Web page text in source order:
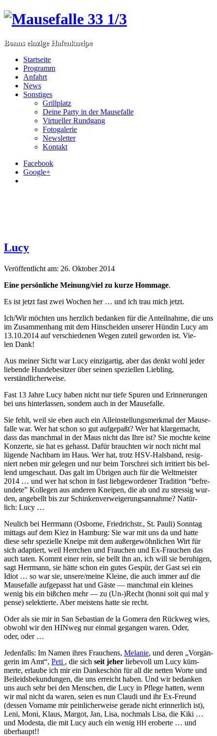
Bonns einzige Hafenkneipe
Startseite
Programm
Anfahrt
News
Sonstiges
Grillplatz
Deine Party in der Mausefalle
Virtueller Rundgang
Fotogalerie
Newsletter
Kontakt
Facebook
Google+
Lucy
Veröffentlicht am: 26. Oktober 2014
Eine per­sön­liche Meinung/viel zu kurze Hom­mage.
Es ist jet­zt fast zwei Wochen her … und ich trau mich jetzt.
Ich/Wir möcht­en uns her­zlich bedanken für die Anteil­nahme, die uns
im Zusam­men­hang mit dem Hin­schei­den unser­er Hündin Lucy am
13.10.2014 auf ver­schiede­nen Wegen zuteil gewor­den ist. Vie­
len Dank!
Aus mein­er Sicht war Lucy einzi­gar­tig, aber das denkt wohl jed­er
liebende Hun­debe­sitzer über seinen speziellen Liebling,
verständlicherweise.
Fast 13 Jahre Lucy haben nicht nur tiefe Spuren und Erin­nerun­gen
bei uns hin­ter­lassen, son­dern auch in der Mausefalle.
Sie fehlt, weil sie eben auch ein Alle­in­stel­lungsmerk­mal der Mause­
falle war. Wer hat schon so gut aufgepaßt? Wer hat klargemacht,
dass das manch­mal in der Maus nicht das Ihre ist? Sie mochte keine
Konz­erte, sie hat es gehas­st. Dafür braucht­en wir noch nicht mal
lügende Nach­barn im Haus. Wer hat, trotz HSV-Hals­band, resig­
niert neben mir gele­gen und nur beim Torschrei sich irri­tiert bis bel­
lend umgeschaut. Das galt im Übri­gen auch für die Welt­meis­ter
2014 … und wer hat schon in fast liebge­wor­den­er Tra­di­tion “befre­
un­dete” Kol­le­gen aus anderen Kneipen, die ab und zu stres­sig wur­
den, ange­bellt bis zur Schinken­ver­weigerungsan­nahme? Natür­
lich: Lucy …
Neulich bei Her­rmann (Osborne, Friedrich­str., St. Pauli) Son­ntag
mit­tags auf dem Kiez in Ham­burg: Sie war mit uns da und hat­te
diese sehr spezielle Kneipe mit dem außergewöhn­lichen Wirt für
sich adap­tiert, weil Her­rchen und Frauchen und Ex-Frauchen das
auch tat­en. Kommt ein­er rein, sie bellt ihn an, ich will sie beruhi­gen,
sagt Her­rmann, sie hätte schon ein gutes Gespür, der Gast sei ein
Idiot … so war sie, unsere/meine Kleine, die auch immer auf die
Mause­falle aufgepasst hat und Gäste — manch­mal ein kleines
wenig bis ein bißchen mehr — zu (Un-)Recht (hon­ni soit qui mal y
pense) selek­tierte. Aber meis­tens hat­te sie recht.
Oder als sie mir in San Sebas­t­ian de la Gomera den Rück­weg wies,
obwohl wir den HIN­weg nur ein­mal gegan­gen waren. Oder,
oder, oder …
Jeden­falls: Im Namen ihres Frauchens, Melanie, und deren „Vorgän­
gerin im Amt“, Peti , die sich seit jeher liebevoll um Lucy küm­
merte, erlaube ich mir ein Dankeschön für all die net­ten Worte und
Beilei­ds­bekun­dun­gen, die uns erre­icht haben. Und wir bedanken
uns auch sehr bei den Men­schen, die Lucy in Pflege hat­ten, wenn
wir mal nicht da waren, seien es nun Clau­di und ihr Ex-Fre­und
(dessen Vor­name mir pein­licher­weise ger­ade nicht erin­ner­lich ist),
Leni, Moni, Klaus, Mar­got, Jan, Lisa, nochmals Lisa, die Kiki …
und Mod­es­ta, die mit Lucy auch ein wenig HH eroberte … und
überhaupt!!